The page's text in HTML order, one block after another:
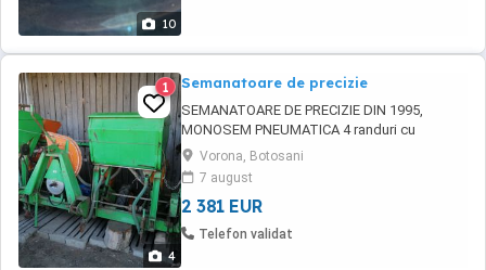
10
4
1 Semanatoare de precizie
SEMANATOARE DE PRECIZIE DIN 1995,
MONOSEM PNEUMATICA 4 randuri cu
brazdare, Cutie de ingrasamant si insecticid,
Ecartament reglabil(60, 70, 80 cm),
Marcatoare reglabile, Roti de copiere NOI,
Carte Tehnica, Discuri pentru porumb si
fl.soarelui, Stare Tehnica Foarte BUNA,(putin
Vorona, Botosani
7 august
2 381 EUR
Telefon validat